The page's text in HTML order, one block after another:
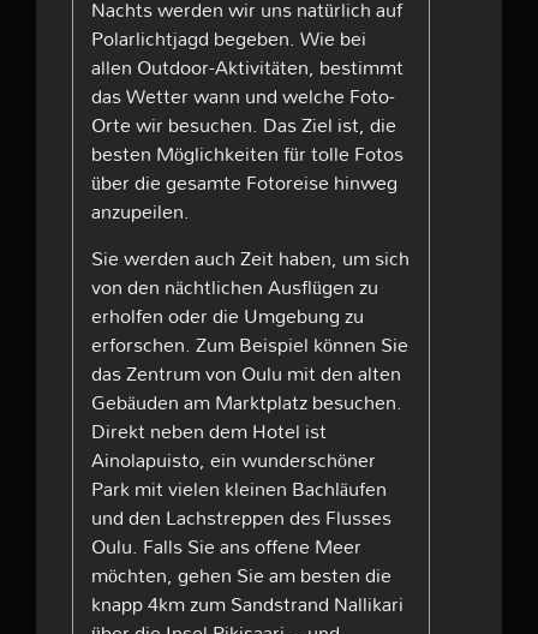
Nachts werden wir uns natürlich auf
Polarlichtjagd begeben. Wie bei
allen Outdoor-Aktivitäten, bestimmt
das Wetter wann und welche Foto-
Orte wir besuchen. Das Ziel ist, die
besten Möglichkeiten für tolle Fotos
über die gesamte Fotoreise hinweg
anzupeilen.
Sie werden auch Zeit haben, um sich
von den nächtlichen Ausflügen zu
erholfen oder die Umgebung zu
erforschen. Zum Beispiel können Sie
das Zentrum von Oulu mit den alten
Gebäuden am Marktplatz besuchen.
Direkt neben dem Hotel ist
Ainolapuisto, ein wunderschöner
Park mit vielen kleinen Bachläufen
und den Lachstreppen des Flusses
Oulu. Falls Sie ans offene Meer
möchten, gehen Sie am besten die
knapp 4km zum Sandstrand Nallikari